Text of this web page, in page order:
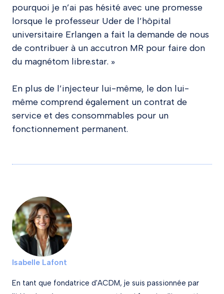
pourquoi je n’ai pas hésité avec une promesse
lorsque le professeur Uder de l’hôpital
universitaire Erlangen a fait la demande de nous
de contribuer à un accutron MR pour faire don
du magnétom libre.star. »
En plus de l’injecteur lui-même, le don lui-
même comprend également un contrat de
service et des consommables pour un
fonctionnement permanent.
Isabelle Lafont
En tant que fondatrice d'ACDM, je suis passionnée par